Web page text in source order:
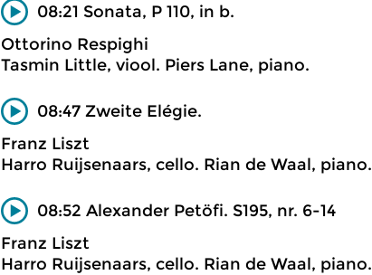
08:21 Sonata, P 110, in b.
Ottorino Respighi
Tasmin Little, viool. Piers Lane, piano.
08:47 Zweite Elégie.
Franz Liszt
Harro Ruijsenaars, cello. Rian de Waal, piano.
08:52 Alexander Petöfi. S195, nr. 6-14
Franz Liszt
Harro Ruijsenaars, cello. Rian de Waal, piano.